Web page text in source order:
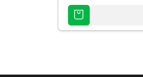
AGREGAR
CARRITO